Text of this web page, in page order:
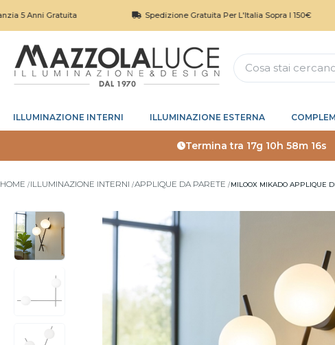
Gratuita Spedizione Gratuita Per L'Italia Sopra I 150€
ILLUMINAZIONE INTERNI ILLUMINAZIONE ESTERNA
Termina tra 17g 10h 58m 15s
HOME ILLUMINAZIONE INTERNI APPLIQUE DA PARETE MILOOX MIKADO APPLIQUE